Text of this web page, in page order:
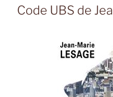
LE
Code UBS de